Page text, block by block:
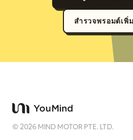
สำรวจพรอมต์เพิ่
©2026 MIND MOTOR PTE. LTD.